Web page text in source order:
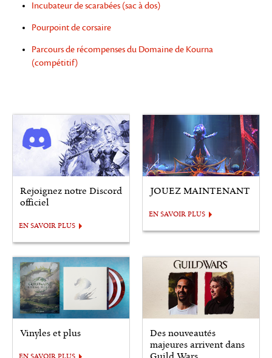
Incubateur de scarabées (sac à dos)
Pourpoint de corsaire
Parcours de récompenses du Domaine de Kourna
(compétitif)
Rejoignez notre Discord
officiel
EN SAVOIR PLUS
JOUEZ MAINTENANT
EN SAVOIR PLUS
Vinyles et plus
EN SAVOIR PLUS
Des nouveautés
majeures arrivent dans